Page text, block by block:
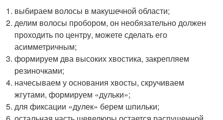
выбираем волосы в макушечной области;
делим волосы пробором, он необязательно должен
проходить по центру, можете сделать его
асимметричным;
формируем два высоких хвостика, закрепляем
резиночками;
начесываем у основания хвосты, скручиваем
жгутами, формируем «дульки»;
для фиксации «дулек» берем шпильки;